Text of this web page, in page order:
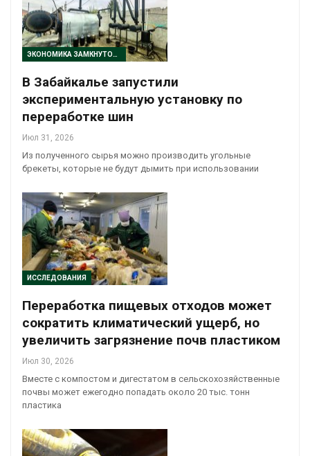
ЭКОНОМИКА ЗАМКНУТОГО ЦИКЛА
В Забайкалье запустили
экспериментальную установку по
переработке шин
Июл 31, 2026
Из полученного сырья можно производить угольные
брекеты, которые не будут дымить при использовании
ИССЛЕДОВАНИЯ
Переработка пищевых отходов может
сократить климатический ущерб, но
увеличить загрязнение почв пластиком
Июл 30, 2026
Вместе с компостом и дигестатом в сельскохозяйственные
почвы может ежегодно попадать около 20 тыс. тонн
пластика